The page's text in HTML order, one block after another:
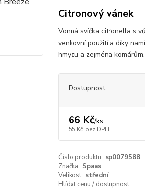
Citronový vánek
Vonná svíčka citronella s
venkovní použití a díky
hmyzu a zejména komárům.
Dostupnost
66 Kč/ks
55 Kč bez DPH
Číslo produktu: sp0079588
Značka: Spaas
Velikost: střední
Hlídat cenu / dostupnost